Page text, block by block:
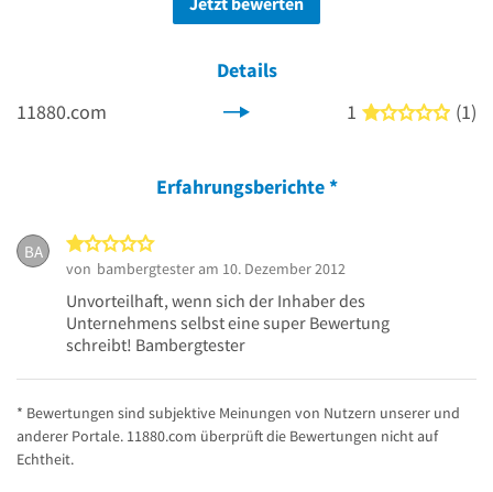
Details
11880.com
1 1 von
(1)
Erfahrungsberichte*
BA
von bambergtester am 10. Dezember 2012
Unvorteilhaft, wenn sich der Inhaber des
Unternehmens selbst eine super Bewertung
schreibt! Bambergtester
* Bewertungen sind subjektive Meinungen von Nutzern unserer und
anderer Portale. 11880.com überprüft die Bewertungen nicht auf
Echtheit.